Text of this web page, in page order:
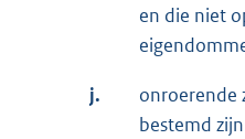
en die niet
j.
onroerende
bestemd